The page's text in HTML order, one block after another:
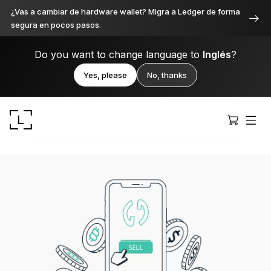
¿Vas a cambiar de hardware wallet? Migra a Ledger de forma
segura en pocos pasos.
Do you want to change language to Inglés?
Yes, please No, thanks
Ledger Stax
Premium desde cada ángulo